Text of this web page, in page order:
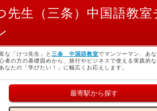
先生（三条）中国語教
な「けつ先生」と 三条 中国語教室でマンツーマン、あ
者の方の基礎固めから、旅行やビジネスで使える実践
なたの「学びたい！」に幅広くお応えします。
最寄駅から探す